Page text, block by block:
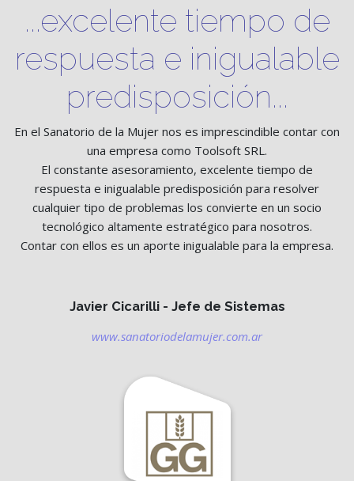
...excelente tiempo de
respuesta e inigualable
predisposición...
En el Sanatorio de la Mujer nos es imprescindible contar con
una empresa como Toolsoft SRL.
El constante asesoramiento, excelente tiempo de
respuesta e inigualable predisposición para resolver
cualquier tipo de problemas los convierte en un socio
tecnológico altamente estratégico para nosotros.
Contar con ellos es un aporte inigualable para la empresa.
Javier Cicarilli - Jefe de Sistemas
www.sanatoriodelamujer.com.ar